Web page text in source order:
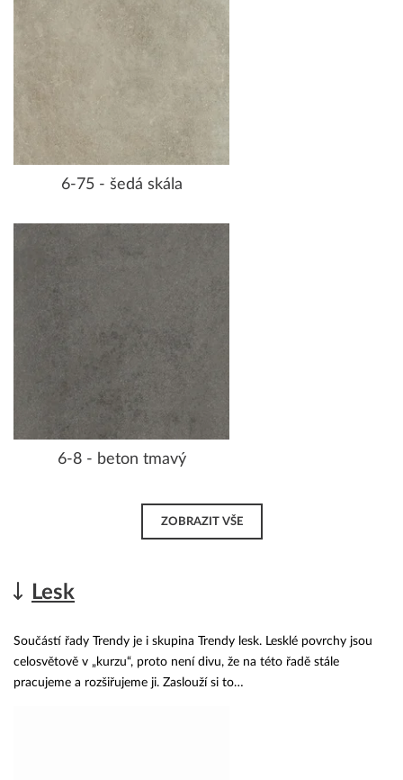
6-75 - šedá skála
6-8 - beton tmavý
ZOBRAZIT VŠE
Lesk
Součástí řady Trendy je i skupina Trendy lesk. Lesklé povrchy jsou
celosvětově v „kurzu“, proto není divu, že na této řadě stále
pracujeme a rozšiřujeme ji. Zaslouží si to…